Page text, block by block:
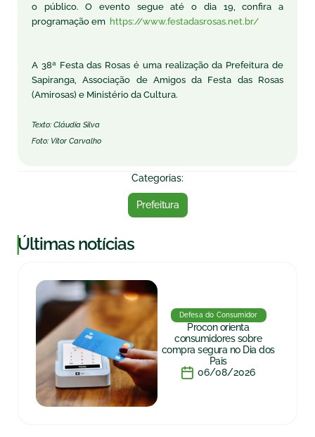
o público. O evento segue até o dia 19, confira a
programação em https://www.festadasrosas.net.br/
A 38ª Festa das Rosas é uma realização da Prefeitura de
Sapiranga, Associação de Amigos da Festa das Rosas
(Amirosas) e Ministério da Cultura.
Texto: Cláudia Silva
Foto: Vitor Carvalho
Categorias:
Prefeitura
|Últimas notícias
Defesa do Consumidor
Procon orienta
consumidores sobre
compra segura no Dia dos
Pais
06/08/2026